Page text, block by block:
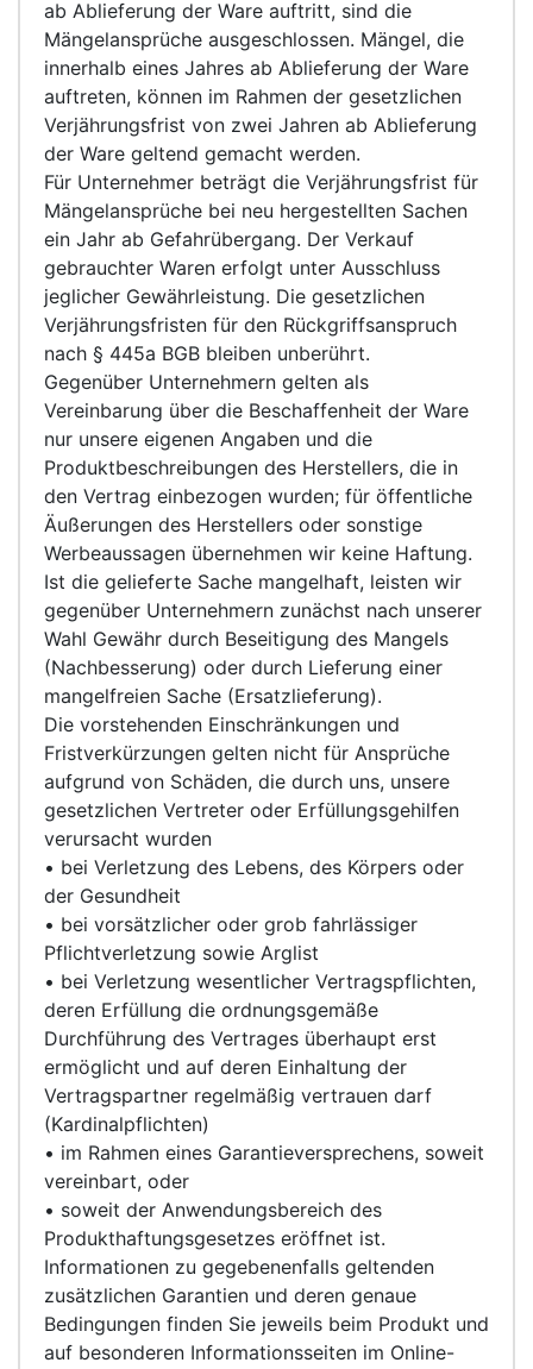
ab Ablieferung der Ware auftritt, sind die
Mängelansprüche ausgeschlossen. Mängel, die
innerhalb eines Jahres ab Ablieferung der Ware
auftreten, können im Rahmen der gesetzlichen
Verjährungsfrist von zwei Jahren ab Ablieferung
der Ware geltend gemacht werden.
Für Unternehmer beträgt die Verjährungsfrist für
Mängelansprüche bei neu hergestellten Sachen
ein Jahr ab Gefahrübergang. Der Verkauf
gebrauchter Waren erfolgt unter Ausschluss
jeglicher Gewährleistung. Die gesetzlichen
Verjährungsfristen für den Rückgriffsanspruch
nach § 445a BGB bleiben unberührt.
Gegenüber Unternehmern gelten als
Vereinbarung über die Beschaffenheit der Ware
nur unsere eigenen Angaben und die
Produktbeschreibungen des Herstellers, die in
den Vertrag einbezogen wurden; für öffentliche
Äußerungen des Herstellers oder sonstige
Werbeaussagen übernehmen wir keine Haftung.
Ist die gelieferte Sache mangelhaft, leisten wir
gegenüber Unternehmern zunächst nach unserer
Wahl Gewähr durch Beseitigung des Mangels
(Nachbesserung) oder durch Lieferung einer
mangelfreien Sache (Ersatzlieferung).
Die vorstehenden Einschränkungen und
Fristverkürzungen gelten nicht für Ansprüche
aufgrund von Schäden, die durch uns, unsere
gesetzlichen Vertreter oder Erfüllungsgehilfen
verursacht wurden
• bei Verletzung des Lebens, des Körpers oder
der Gesundheit
• bei vorsätzlicher oder grob fahrlässiger
Pflichtverletzung sowie Arglist
• bei Verletzung wesentlicher Vertragspflichten,
deren Erfüllung die ordnungsgemäße
Durchführung des Vertrages überhaupt erst
ermöglicht und auf deren Einhaltung der
Vertragspartner regelmäßig vertrauen darf
(Kardinalpflichten)
• im Rahmen eines Garantieversprechens, soweit
vereinbart, oder
• soweit der Anwendungsbereich des
Produkthaftungsgesetzes eröffnet ist.
Informationen zu gegebenenfalls geltenden
zusätzlichen Garantien und deren genaue
Bedingungen finden Sie jeweils beim Produkt und
auf besonderen Informationsseiten im Online-